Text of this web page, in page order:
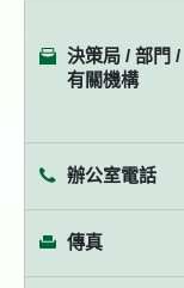
決策局 / 部門 /
有關機構
辦公室電話
傳真